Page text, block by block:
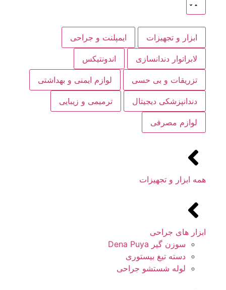
ابزار و تجهیزات ایمپلنت و جراحی
لابراتوار دندانسازی اندونتیکس
تزریقات و بی حسی لوازم ایمنی و بهداشتی
دندانپزشکی دیجیتال ترمیمی و زیبایی
لوازم مصرفی
همه ابزار و تجهیزات
ابزار های جراحی
سوزن گیر Dena Puya
دسته تیغ بیستوری
لوله شستشو جراحی